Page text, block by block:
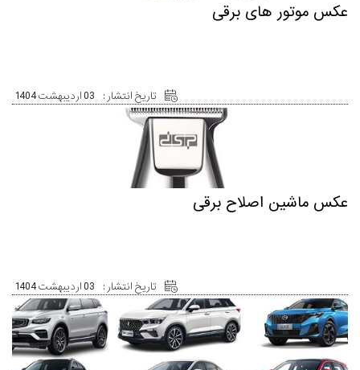
عکس موتور های برقی
تاریخ انتشار : 03 اردیبهشت 1404
عکس ماشین اصلاح برقی
تاریخ انتشار : 03 اردیبهشت 1404